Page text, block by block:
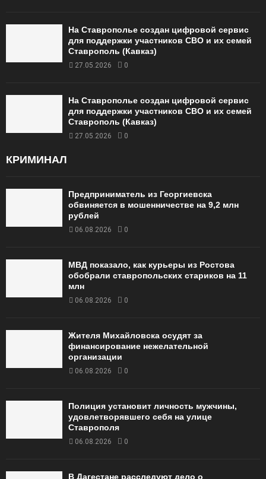
На Ставрополье создан цифровой сервис
для поддержки участников СВО и их семей
Ставрополь (Кавказ)
27.05.2026 0
На Ставрополье создан цифровой сервис
для поддержки участников СВО и их семей
Ставрополь (Кавказ)
27.05.2026 0
КРИМИНАЛ
Предприниматель из Георгиевска
обвиняется в мошенничестве на 9,2 млн
рублей
06.08.2026 0
МВД показало, как курьеры из Ростова
обобрали ставропольских стариков на 11
млн
06.08.2026 0
Жителя Михайловска осудят за
финансирование нежелательной
организации
06.08.2026 0
Полиция установит личность мужчины,
удовлетворявшего себя на улице
Ставрополя
06.08.2026 0
В Дагестане расследуют дело о